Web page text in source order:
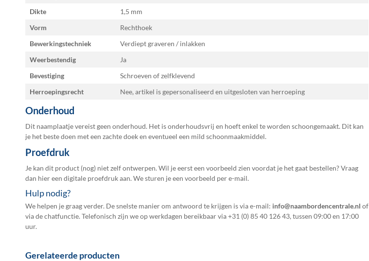
Dikte
1,5 mm
Vorm
Rechthoek
Bewerkingstechniek
Verdiept graveren / inlakken
Weerbestendig
Ja
Bevestiging
Schroeven of zelfklevend
Herroepingsrecht
Nee, artikel is gepersonaliseerd en uitgesloten van herroeping
Onderhoud
Dit naamplaatje vereist geen onderhoud. Het is onderhoudsvrij en hoeft enkel te worden schoongemaakt. Dit kan
je het beste doen met een zachte doek en eventueel een mild schoonmaakmiddel.
Proefdruk
Je kan dit product (nog) niet zelf ontwerpen. Wil je eerst een voorbeeld zien voordat je het gaat bestellen? Vraag
dan hier een digitale proefdrukaan. We sturen je een voorbeeld per e-mail.
Hulp nodig?
We helpen je graag verder. De snelste manier om antwoord te krijgen is via e-mail: info@naambordencentrale.nl of
via de chatfunctie. Telefonisch zijn we op werkdagen bereikbaar via+31 (0) 85 40 126 43, tussen 09:00 en 17:00
uur.
Gerelateerde producten